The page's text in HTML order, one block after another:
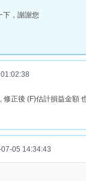
下，謝謝您
修正後 (F)估計損益金額
05 14:34:43